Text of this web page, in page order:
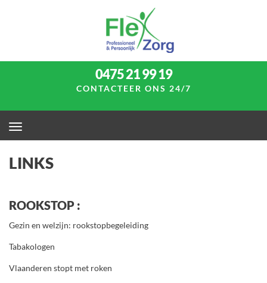
0475 21 99 19
CONTACTEER ONS 24/7
LINKS
ROOKSTOP :
Gezin en welzijn: rookstopbegeleiding
Tabakologen
Vlaanderen stopt met roken